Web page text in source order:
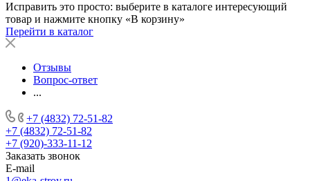
Исправить это просто: выберите в каталоге интересующий
товар и нажмите кнопку «В корзину»
Перейти в каталог
Отзывы
Вопрос-ответ
...
+7 (4832) 72-51-82
+7 (4832) 72-51-82
+7 (920)-333-11-12
Заказать звонок
E-mail